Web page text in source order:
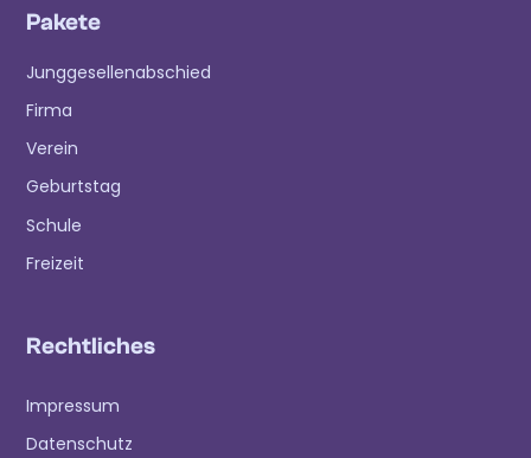
Pakete
Junggesellenabschied
Firma
Verein
Geburtstag
Schule
Freizeit
Rechtliches
Impressum
Datenschutz